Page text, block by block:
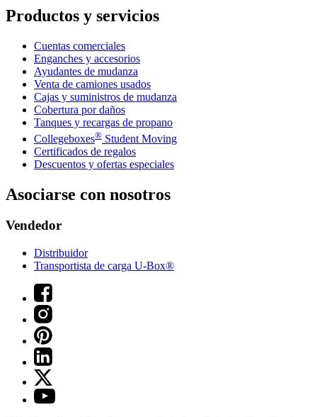
Productos y servicios
Cuentas comerciales
Enganches y accesorios
Ayudantes de mudanza
Venta de camiones usados
Cajas y suministros de mudanza
Cobertura por daños
Tanques y recargas de propano
Collegeboxes® Student Moving
Certificados de regalos
Descuentos y ofertas especiales
Asociarse con nosotros
Vendedor
Distribuidor
Transportista de carga U-Box®